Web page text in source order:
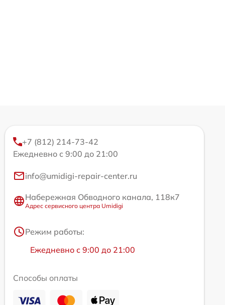
+7 (812) 214-73-42
Ежедневно с 9:00 до 21:00
info@umidigi-repair-center.ru
Набережная Обводного канала, 118к7
Адрес сервисного центра Umidigi
Режим работы:
Ежедневно с 9:00 до 21:00
Способы оплаты